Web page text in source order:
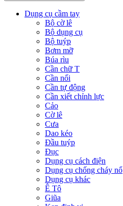
Dụng cụ cầm tay
Bộ cờ lê
Bộ dụng cụ
Bộ tuýp
Bơm mỡ
Búa rìu
Cần chữ T
Cần nối
Cần tự động
Cần xiết chỉnh lực
Cảo
Cờ lê
Cưa
Dao kéo
Đầu tuýp
Đục
Dụng cụ cách điện
Dụng cụ chống cháy nổ
Dụng cụ khác
Ê Tô
Giũa